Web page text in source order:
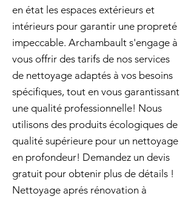
en état les espaces extérieurs et
intérieurs pour garantir une propreté
impeccable. Archambault s'engage à
vous offrir des tarifs de nos services
de nettoyage adaptés à vos besoins
spécifiques, tout en vous garantissant
une qualité professionnelle! Nous
utilisons des produits écologiques de
qualité supérieure pour un nettoyage
en profondeur! Demandez un devis
gratuit pour obtenir plus de détails !
Nettoyage aprés rénovation à